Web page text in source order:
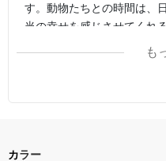
す。動物たちとの時間は、
当の幸せを感じさせてくれ
も
カラー